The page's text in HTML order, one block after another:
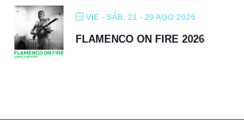
VIE - SÁB, 21 - 29 AGO 2026
FLAMENCO ON FIRE 2026